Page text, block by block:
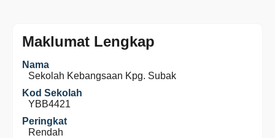
Maklumat Lengkap
Nama
Sekolah Kebangsaan Kpg. Subak
Kod Sekolah
YBB4421
Peringkat
Rendah